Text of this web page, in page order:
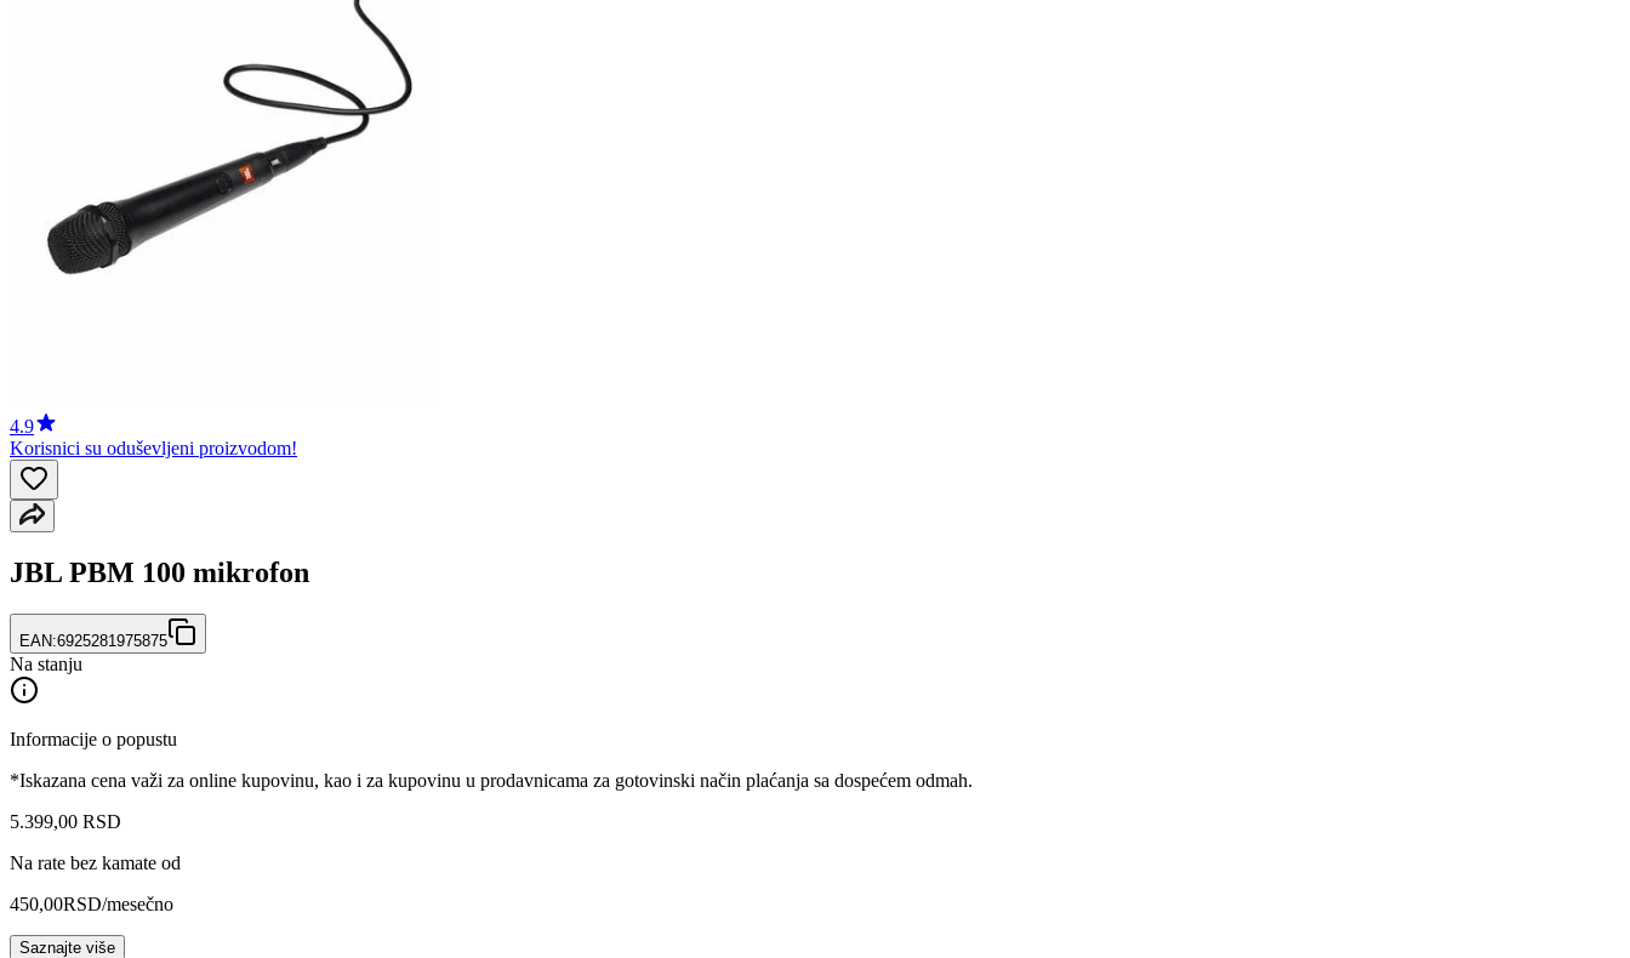
4.9
Korisnici su oduševljeni proizvodom!
JBL PBM 100 mikrofon
EAN:6925281975875
Na stanju
Informacije o popustu
*Iskazana cena važi za online kupovinu, kao i za kupovinu u prodavnicama za gotovinski način plaćanja sa dospećem odmah.
5.399,00 RSD
Na rate bez kamate od
450,00RSD/mesečno
Saznajte više